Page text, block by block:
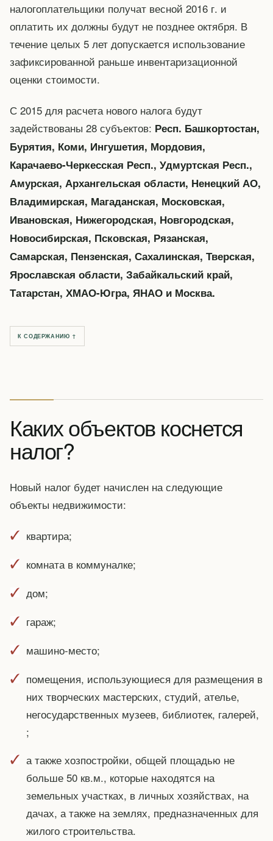
налогоплательщики получат весной 2016 г. и
оплатить их должны будут не позднее октября. В
течение целых 5 лет допускается использование
зафиксированной раньше инвентаризационной
оценки стоимости.
С 2015 для расчета нового налога будут
задействованы 28 субъектов: Респ. Башкортостан,
Бурятия, Коми, Ингушетия, Мордовия,
Карачаево-Черкесская Респ., Удмуртская Респ.,
Амурская, Архангельская области, Ненецкий АО,
Владимирская, Магаданская, Московская,
Ивановская, Нижегородская, Новгородская,
Новосибирская, Псковская, Рязанская,
Самарская, Пензенская, Сахалинская, Тверская,
Ярославская области, Забайкальский край,
Татарстан, ХМАО-Югра, ЯНАО и Москва.
К СОДЕРЖАНИЮ ↑
Каких объектов коснется
налог?
Новый налог будет начислен на следующие
объекты недвижимости:
квартира;
комната в коммуналке;
дом;
гараж;
машино-место;
помещения, использующиеся для размещения в
них творческих мастерских, студий, ателье,
негосударственных музеев, библиотек, галерей,
;
а также хозпостройки, общей площадью не
больше 50 кв.м., которые находятся на
земельных участках, в личных хозяйствах, на
дачах, а также на землях, предназначенных для
жилого строительства.